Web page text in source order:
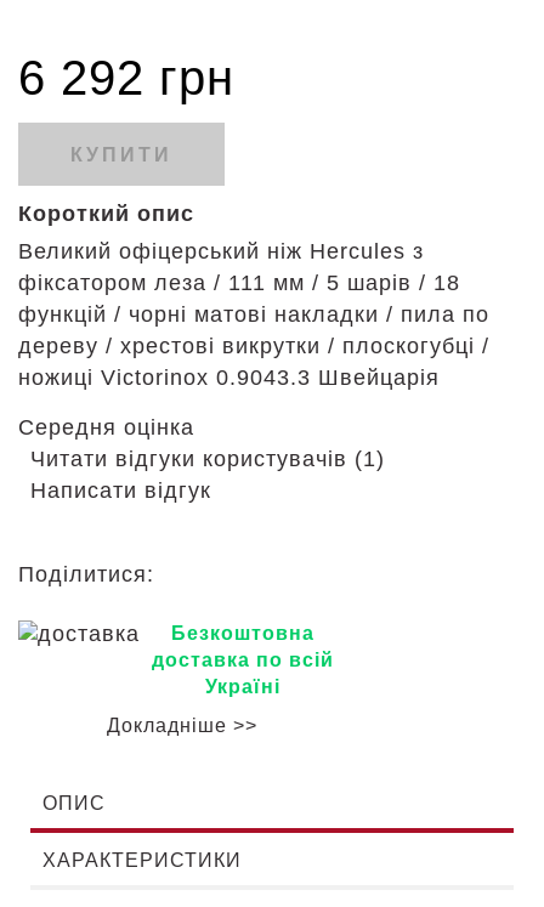
6 292 грн
КУПИТИ
Короткий опис
Великий офіцерський ніж Hercules з
фіксатором леза / 111 мм / 5 шарів / 18
функцій / чорні матові накладки / пила по
дереву / хрестові викрутки / плоскогубці /
ножиці Victorinox 0.9043.3 Швейцарія
Середня оцінка
Читати відгуки користувачів (1)
Написати відгук
Поділитися:
Безкоштовна
доставка по всій
Україні
Докладніше >>
ОПИС
ХАРАКТЕРИСТИКИ